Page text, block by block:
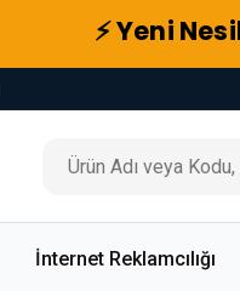
⚡ Yeni
İnternet Reklamcılığı